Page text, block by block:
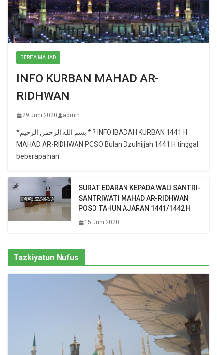
BERITA MAHAD
INFO KURBAN MAHAD AR-
RIDHWAN
29 Juni 2020 admin
*بسم الله الرحمن الرحيم.* ? INFO IBADAH KURBAN 1441 H
MAHAD AR-RIDHWAN POSO Bulan Dzulhijjah 1441 H tinggal
beberapa hari
SURAT EDARAN KEPADA WALI SANTRI-
SANTRIWATI MAHAD AR-RIDHWAN
POSO TAHUN AJARAN 1441/1442 H
15 Juni 2020
Tazkiyatun Nufus